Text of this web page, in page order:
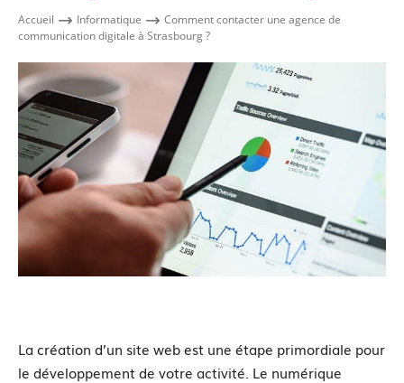
Accueil Informatique
Comment contacter une agence de
communication digitale à Strasbourg ?
La création d’un site web est une étape primordiale pour
le développement de votre activité. Le numérique